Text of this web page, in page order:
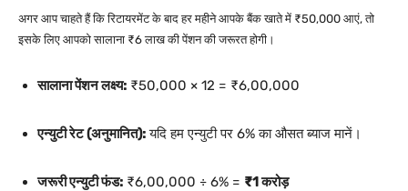
अगर आप चाहते हैं कि रिटायरमेंट के बाद हर महीने आपके बैंक खाते में ₹50,000 आएं, तो
इसके लिए आपको सालाना ₹6 लाख की पेंशन की जरूरत होगी।
सालाना पेंशन लक्ष्य: ₹50,000 × 12 = ₹6,00,000
एन्युटी रेट (अनुमानित):यदि हम एन्युटी पर 6% का औसत ब्याज मानें।
जरूरी एन्युटी फंड: ₹6,00,000 ÷ 6% = ₹1 करोड़